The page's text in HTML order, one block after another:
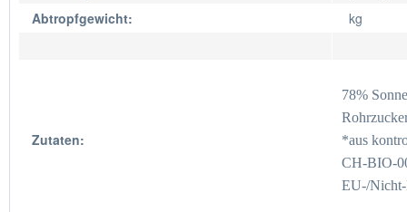
Abtropfgewicht:
kg
Zutaten:
78%
*aus
CH-BIO-
EU-/